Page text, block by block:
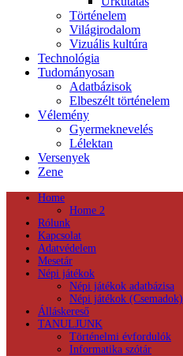
Történelem
Világirodalom
Vizuális kultúra
Technológia
Tudományosan
Adatbázisok
Elbeszélt történelem
Vélemény
Gyermeknevelés
Lélektan
Versenyek
Zene
Home
Home 2
Rólunk
Kapcsolat
Adatvédelem
Mesetár
Népi játékok
Népi játékok adatbázisa
Népi játékok (Csemadok)
Álláskereső
TANULJUNK
Történelmi évfordulók
Informatika szótár